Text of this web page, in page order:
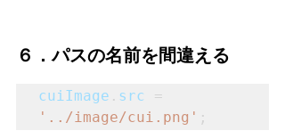
６．パスの名前を間違える
cuiImage . src
'../image/cui.png' ;